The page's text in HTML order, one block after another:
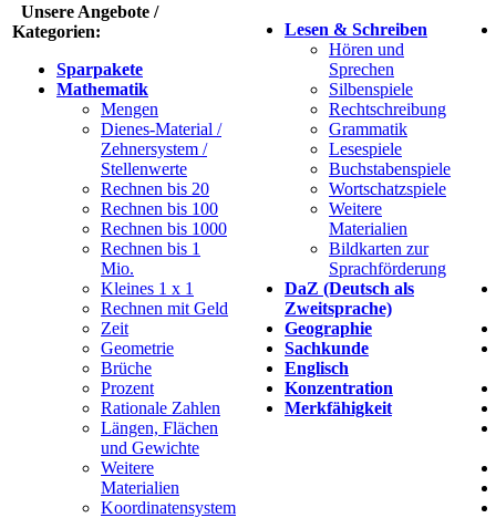
Unsere Angebote /
Kategorien:
Sparpakete
Mathematik
Mengen
Dienes-Material /
Zehnersystem /
Stellenwerte
Rechnen bis 20
Rechnen bis 100
Rechnen bis 1000
Rechnen bis 1
Mio.
Kleines 1 x 1
Rechnen mit Geld
Zeit
Geometrie
Brüche
Prozent
Rationale Zahlen
Längen, Flächen
und Gewichte
Weitere
Materialien
Koordinatensystem
Lesen & Schreiben
Hören und
Sprechen
Silbenspiele
Rechtschreibung
Grammatik
Lesespiele
Buchstabenspiele
Wortschatzspiele
Weitere
Materialien
Bildkarten zur
Sprachförderung
DaZ (Deutsch als
Zweitsprache)
Geographie
Sachkunde
Englisch
Konzentration
Merkfähigkeit